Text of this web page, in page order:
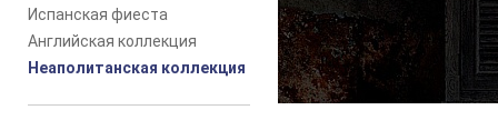
Испанская фиеста
Английская коллекция
Неаполитанская коллекция